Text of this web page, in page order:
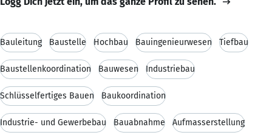
Bauleitung Baustelle Hochbau Bauingenieurwesen Tiefbau
Baustellenkoordination Bauwesen Industriebau
Schlüsselfertiges Bauen Baukoordination
Industrie- und Gewerbebau Bauabnahme Aufmasserstellung